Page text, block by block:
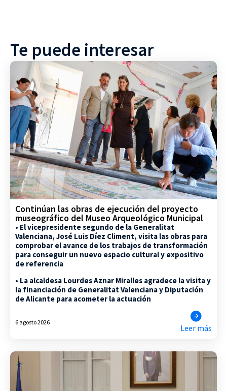
Te puede interesar
Continúan las obras de ejecución del proyecto
museográfico del Museo Arqueológico Municipal
• El vicepresidente segundo de la Generalitat
Valenciana, José Luis Díez Climent, visita las obras para
comprobar el avance de los trabajos de transformación
para conseguir un nuevo espacio cultural y expositivo
de referencia
• La alcaldesa Lourdes Aznar Miralles agradece la visita y
la financiación de Generalitat Valenciana y Diputación
de Alicante para acometer la actuación
6 agosto 2026
Leer más